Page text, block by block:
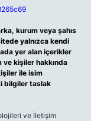
kurum veya şahıs
yalnızca kendi
yer alan içerikler
kişiler hakkında
ile isim
bilgiler taslak
ve İletişim